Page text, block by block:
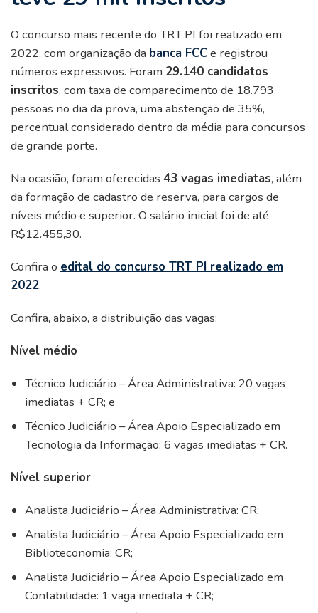
O concurso mais recente do TRT PI foi realizado em
2022, com organização da banca FCCe registrou
números expressivos. Foram 29.140 candidatos
inscritos, com taxa de comparecimento de 18.793
pessoas no dia da prova, uma abstenção de 35%,
percentual considerado dentro da média para concursos
de grande porte.
Na ocasião, foram oferecidas 43 vagas imediatas, além
da formação de cadastro de reserva, para cargos de
níveis médio e superior. O salário inicial foi de até
R$12.455,30.
Confira o edital do concurso TRT PI realizado em
2022.
Confira, abaixo, a distribuição das vagas:
Nível médio
Técnico Judiciário – Área Administrativa: 20 vagas
imediatas + CR; e
Técnico Judiciário – Área Apoio Especializado em
Tecnologia da Informação: 6 vagas imediatas + CR.
Nível superior
Analista Judiciário – Área Administrativa: CR;
Analista Judiciário – Área Apoio Especializado em
Biblioteconomia: CR;
Analista Judiciário – Área Apoio Especializado em
Contabilidade: 1 vaga imediata + CR;